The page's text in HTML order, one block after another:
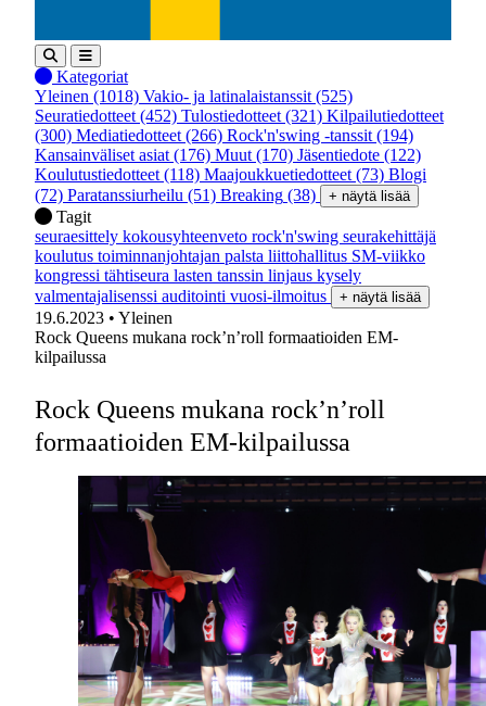
Kategoriat
Yleinen (1018) Vakio- ja latinalaistanssit (525)
Seuratiedotteet (452) Tulostiedotteet (321) Kilpailutiedotteet
(300) Mediatiedotteet (266) Rock'n'swing -tanssit (194)
Kansainväliset asiat (176) Muut (170) Jäsentiedote (122)
Koulutustiedotteet (118) Maajoukkuetiedotteet (73) Blogi
(72) Paratanssiurheilu (51) Breaking (38) + näytä lisää
Tagit
seuraesittely kokousyhteenveto rock'n'swing seurakehittäjä
koulutus toiminnanjohtajan palsta liittohallitus SM-viikko
kongressi tähtiseura lasten tanssin linjaus kysely
valmentajalisenssi auditointi vuosi-ilmoitus + näytä lisää
19.6.2023 • Yleinen
Rock Queens mukana rock’n’roll formaatioiden EM-
kilpailussa
Rock Queens mukana rock’n’roll
formaatioiden EM-kilpailussa